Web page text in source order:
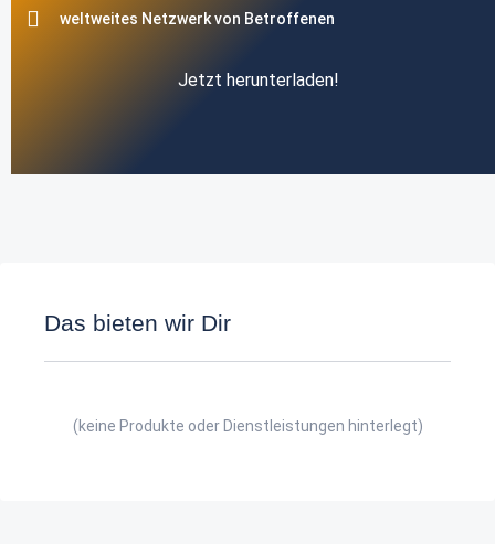
weltweites Netzwerk von Betroffenen
Jetzt herunterladen!
Das bieten wir Dir
(keine Produkte oder Dienstleistungen hinterlegt)